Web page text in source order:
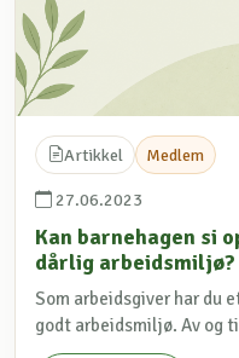
Artikkel Medlem
27.06.2023
Kan barnehagen si
dårlig arbeidsmiljø?
Som arbeidsgiver har du
godt arbeidsmiljø. Av og